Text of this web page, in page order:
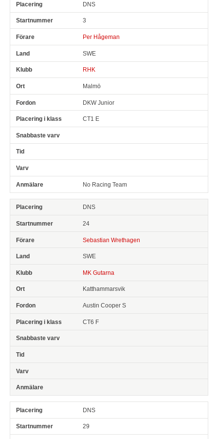
Pl Snr Land
DNS
3
Per Hågeman
SWE
RHK
Malmö
DKW Junior
CT1 E
No Racing Team
DNS
24
Sebastian Wrethagen
SWE
MK Gutarna
Katthammarsvik
Austin Cooper S
CT6 F
DNS
29